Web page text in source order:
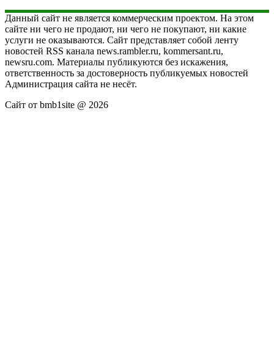
Данный сайт не является коммерческим проектом. На этом
сайте ни чего не продают, ни чего не покупают, ни какие
услуги не оказываются. Сайт представляет собой ленту
новостей RSS канала news.rambler.ru, kommersant.ru,
newsru.com. Материалы публикуются без искажения,
ответственность за достоверность публикуемых новостей
Администрация сайта не несёт.
Сайт от bmb1site @ 2026